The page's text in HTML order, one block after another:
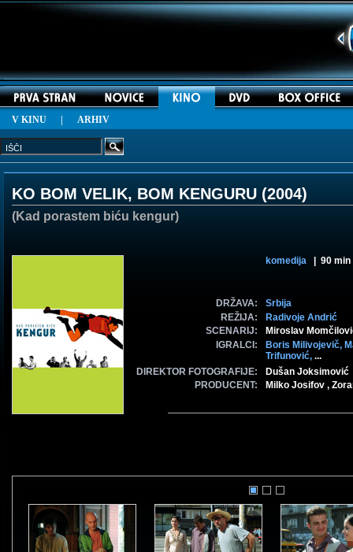
V KINU ARHIV
KO BOM VELIK, BOM KENGURU (2004)
(Kad porastem biću kengur)
komedija | 90 min
DRŽAVA:
Srbija
REŽIJA:
Radivoje Andrić
SCENARIJ:
Miroslav
IGRALCI:
Boris Milivojevič,
Trifunović, ...
DIREKTOR FOTOGRAFIJE:
Dušan Joksimović
PRODUCENT:
Milko Josifov ,